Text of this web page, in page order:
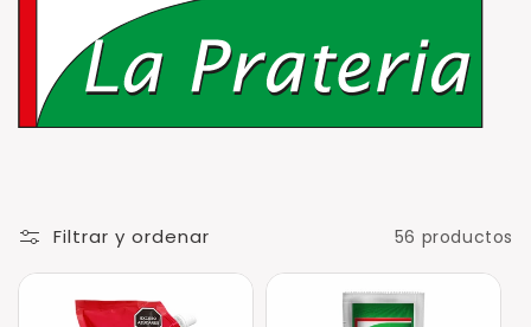
c
n
:
Filtrar y ordenar 56 productos